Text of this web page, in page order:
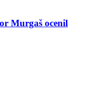
Murgaš ocenil